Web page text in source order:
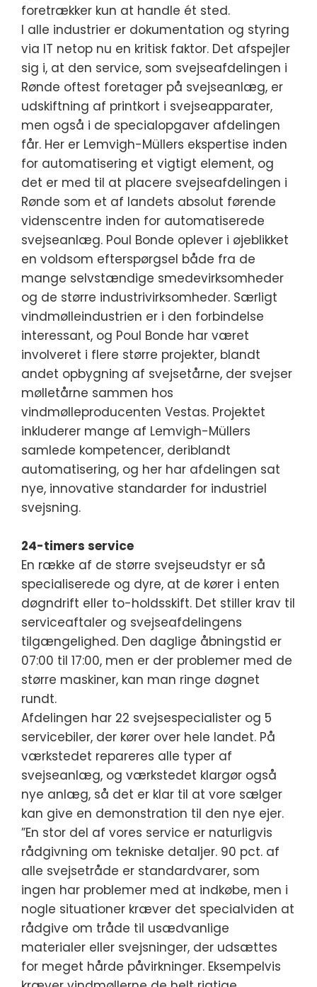
foretrækker kun at handle ét sted.
I alle industrier er dokumentation og styring
via IT netop nu en kritisk faktor. Det afspejler
sig i, at den service, som svejseafdelingen i
Rønde oftest foretager på svejseanlæg, er
udskiftning af printkort i svejseapparater,
men også i de specialopgaver afdelingen
får. Her er Lemvigh-Müllers ekspertise inden
for automatisering et vigtigt element, og
det er med til at placere svejseafdelingen i
Rønde som et af landets absolut førende
videnscentre inden for automatiserede
svejseanlæg. Poul Bonde oplever i øjeblikket
en voldsom efterspørgsel både fra de
mange selvstændige smedevirksomheder
og de større industrivirksomheder. Særligt
vindmølleindustrien er i den forbindelse
interessant, og Poul Bonde har været
involveret i flere større projekter, blandt
andet opbygning af svejsetårne, der svejser
mølletårne sammen hos
vindmølleproducenten Vestas. Projektet
inkluderer mange af Lemvigh-Müllers
samlede kompetencer, deriblandt
automatisering, og her har afdelingen sat
nye, innovative standarder for industriel
svejsning.
24-timers service
En række af de større svejseudstyr er så
specialiserede og dyre, at de kører i enten
døgndrift eller to-holdsskift. Det stiller krav til
serviceaftaler og svejseafdelingens
tilgængelighed. Den daglige åbningstid er
07:00 til 17:00, men er der problemer med de
større maskiner, kan man ringe døgnet
rundt.
Afdelingen har 22 svejsespecialister og 5
servicebiler, der kører over hele landet. På
værkstedet repareres alle typer af
svejseanlæg, og værkstedet klargør også
nye anlæg, så det er klar til at vore sælger
kan give en demonstration til den nye ejer.
”En stor del af vores service er naturligvis
rådgivning om tekniske detaljer. 90 pct. af
alle svejsetråde er standardvarer, som
ingen har problemer med at indkøbe, men i
nogle situationer kræver det specialviden at
rådgive om tråde til usædvanlige
materialer eller svejsninger, der udsættes
for meget hårde påvirkninger. Eksempelvis